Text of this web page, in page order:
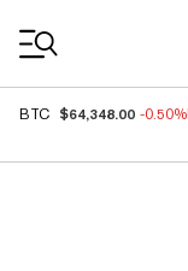
BTC $64,348.00 -0.50%